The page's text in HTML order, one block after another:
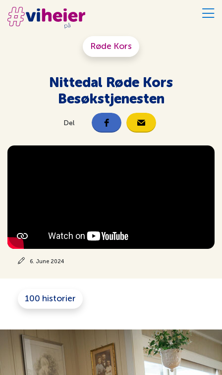
Røde Kors
Nittedal Røde Kors
Besøkstjenesten
Del
6. June 2024
100 historier